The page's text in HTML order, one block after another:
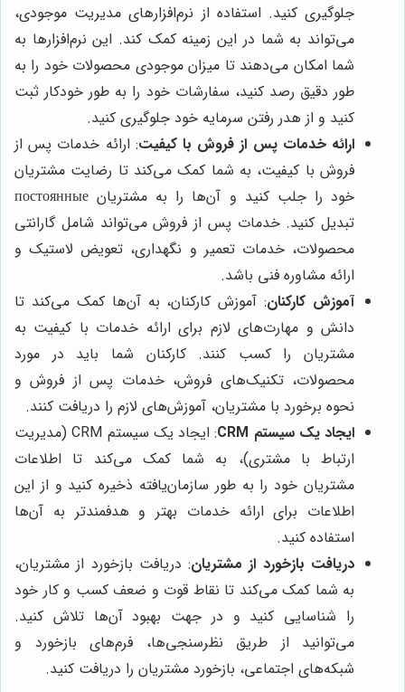
جلوگیری کنید. استفاده از نرم‌افزارهای مدیریت موجودی،
می‌تواند به شما در این زمینه کمک کند. این نرم‌افزارها به
شما امکان می‌دهند تا میزان موجودی محصولات خود را به
طور دقیق رصد کنید، سفارشات خود را به طور خودکار ثبت
کنید و از هدر رفتن سرمایه خود جلوگیری کنید.
ارائه خدمات پس از فروش با کیفیت: ارائه خدمات پس از
فروش با کیفیت، به شما کمک می‌کند تا رضایت مشتریان
خود را جلب کنید و آن‌ها را به مشتریان постоянные
تبدیل کنید. خدمات پس از فروش می‌تواند شامل گارانتی
محصولات، خدمات تعمیر و نگهداری، تعویض لاستیک و
ارائه مشاوره فنی باشد.
آموزش کارکنان: آموزش کارکنان، به آن‌ها کمک می‌کند تا
دانش و مهارت‌های لازم برای ارائه خدمات با کیفیت به
مشتریان را کسب کنند. کارکنان شما باید در مورد
محصولات، تکنیک‌های فروش، خدمات پس از فروش و
نحوه برخورد با مشتریان، آموزش‌های لازم را دریافت کنند.
ایجاد یک سیستم CRM
: ایجاد یک سیستم CRM (مدیریت
ارتباط با مشتری)، به شما کمک می‌کند تا اطلاعات
مشتریان خود را به طور سازمان‌یافته ذخیره کنید و از این
اطلاعات برای ارائه خدمات بهتر و هدفمندتر به آن‌ها
استفاده کنید.
دریافت بازخورد از مشتریان: دریافت بازخورد از مشتریان،
به شما کمک می‌کند تا نقاط قوت و ضعف کسب و کار خود
را شناسایی کنید و در جهت بهبود آن‌ها تلاش کنید.
می‌توانید از طریق نظرسنجی‌ها، فرم‌های بازخورد و
شبکه‌های اجتماعی، بازخورد مشتریان را دریافت کنید.